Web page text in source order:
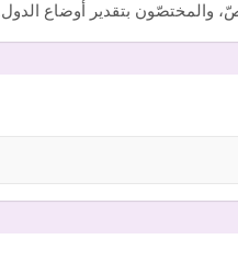
والمختصّون بتقدير أوضاع